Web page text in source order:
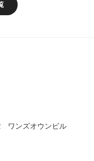
ワンズオウンビル